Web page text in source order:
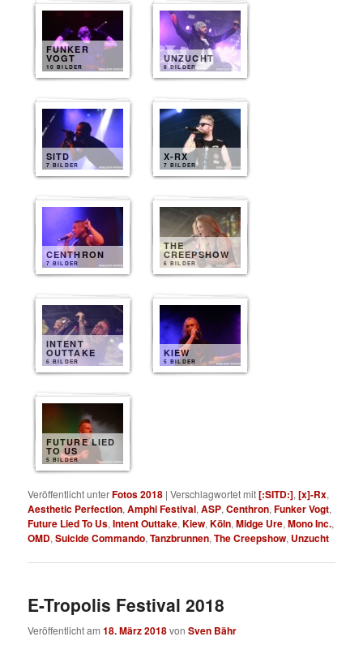
FUNKER
VOGT
10 BILDER
UNZUCHT
8 BILDER
SITD
7 BILDER
X-RX
7 BILDER
CENTHRON
7 BILDER
THE
CREEPSHOW
6 BILDER
INTENT
OUTTAKE
6 BILDER
KIEW
5 BILDER
FUTURE LIED
TO US
5 BILDER
Veröffentlicht unterFotos 2018 |Verschlagwortet mit[:SITD:],[x]-Rx,
Aesthetic Perfection,Amphi Festival,ASP,Centhron,Funker Vogt,
Future Lied To Us,Intent Outtake,Kiew,Köln,Midge Ure,Mono Inc.,
OMD,Suicide Commando,Tanzbrunnen,The Creepshow, Unzucht
E-Tropolis Festival 2018
Veröffentlicht am18. März 2018vonSven Bähr